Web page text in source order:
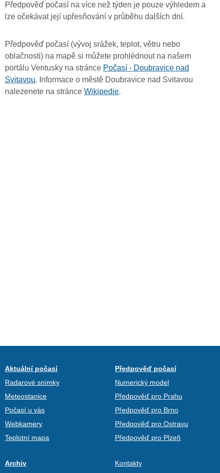
Předpověď počasí na více než týden je pouze výhledem a
lze očekávat její upřesňování v průběhu dalších dní.
Předpověď počasí (vývoj srážek, teplot, větru nebo
oblačnosti) na mapě si můžete prohlédnout na našem
portálu Ventusky na stránce Počasí - Doubravice nad
Svitavou. Informace o městě Doubravice nad Svitavou
nalezenete na stránce Wikipedie.
Aktuální počasí
Radarové snímky
Meteostanice
Počasí u vás
Webkamery
Teplotní mapa
Předpověď počasí
Numerický model
Předpověď pro Prahu
Předpověď pro Brno
Předpověď pro Ostravu
Předpověď pro Plzeň
Archiv Kontakty